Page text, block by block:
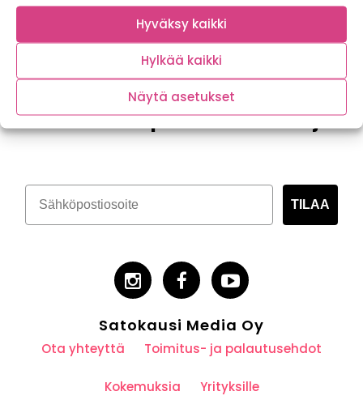
Hyväksy kaikki
Hylkää kaikki
Näytä asetukset
Tilaa kasvispitoinen uutiskirje
TILAA
Satokausi Media Oy
Ota yhteyttä Toimitus- ja palautusehdot
Kokemuksia Yrityksille